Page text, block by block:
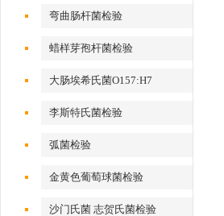
弯曲肠杆菌检验
蜡样芽孢杆菌检验
大肠埃希氏菌O157:H7
李斯特氏菌检验
弧菌检验
金黄色葡萄球菌检验
沙门氏菌 志贺氏菌检验